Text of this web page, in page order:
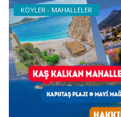
KÖYLER - MAHALLELER